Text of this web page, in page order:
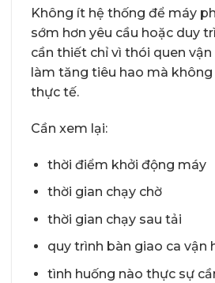
Không ít hệ thống để máy
sớm hơn yêu cầu hoặc duy
cần thiết chỉ vì thói quen
làm tăng tiêu hao mà
thực tế.
Cần xem lại:
thời điểm khởi động máy
thời gian chạy chờ
thời gian chạy sau tải
quy trình bàn giao ca vận
tình huống nào thực sự